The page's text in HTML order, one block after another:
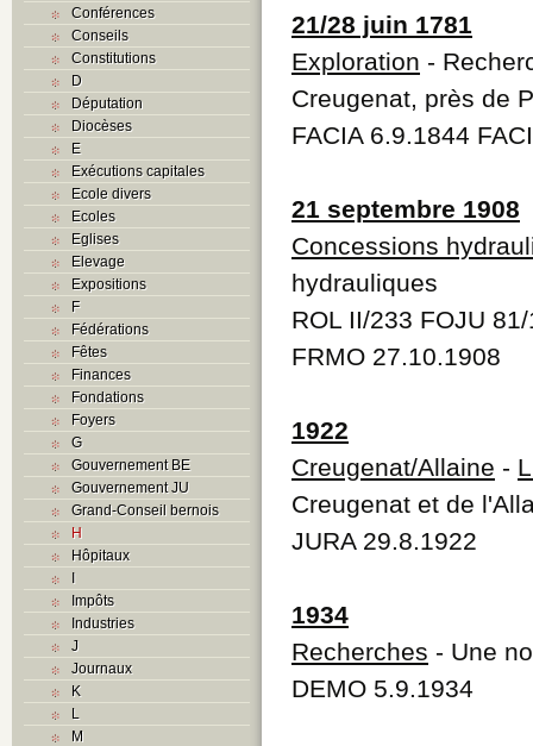
Conférences
Conseils
Constitutions
D
Députation
Diocèses
E
Exécutions capitales
Ecole divers
Ecoles
Eglises
Elevage
Expositions
F
Fédérations
Fêtes
Finances
Fondations
Foyers
G
Gouvernement BE
Gouvernement JU
Grand-Conseil bernois
H
Hôpitaux
I
Impôts
Industries
J
Journaux
K
L
M
21/28 juin 1781
Exploration -
Creugenat, près de
FACIA 6.9.1844
21 septembre 1908
Concessions
hydrauliques
ROL II/233 FOJU
FRMO 27.10.1908
1922
Creugenat/Allaine -
Creugenat et de
JURA 29.8.1922
1934
Recherches - Une
DEMO 5.9.1934